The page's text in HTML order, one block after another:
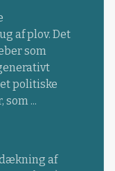
af plov. Det
som
politiske
...
af